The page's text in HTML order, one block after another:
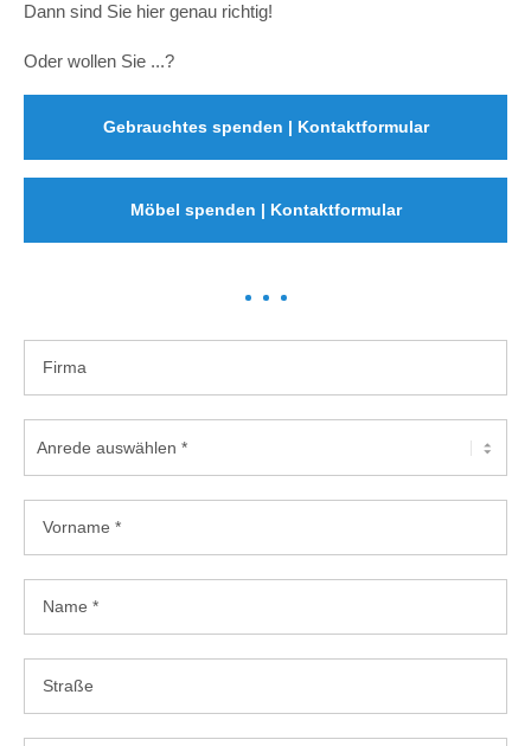
Dann sind Sie hier genau richtig!
Oder wollen Sie ...?
Gebrauchtes spenden | Kontaktformular
Möbel spenden | Kontaktformular